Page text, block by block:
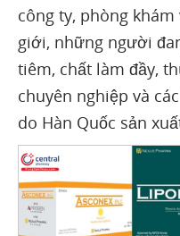
công ty, phòng
giới, những người
tiêm, chất làm đầy,
chuyên nghiệp và
do Hàn Quốc sản